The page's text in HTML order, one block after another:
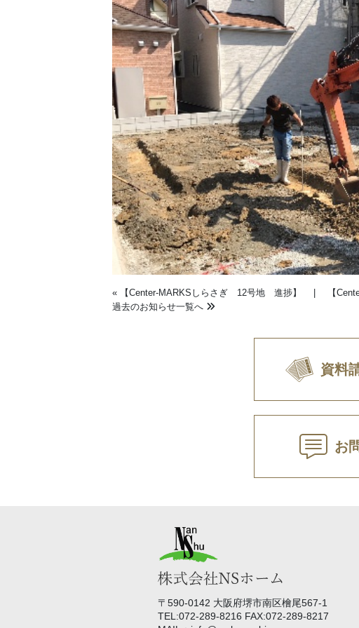
« 【Center-MARKSしらさぎ 12号地 進捗】 【
過去のお知らせ一覧へ
資料
お
〒590-0142 大阪府堺市南区檜尾567-1
TEL:072-289-8216 FAX:072-289-8217